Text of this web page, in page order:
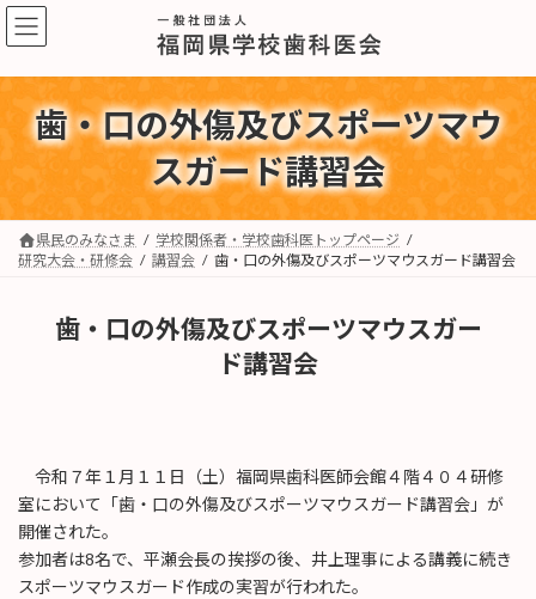
コ
ン
ン
ス
ッ
プ
ナ
ビ
ー
ン
移
動
歯・口の外傷及びスポーツマウ
スガード講習会
県民のみなさま
学校関係者・学校歯科医トップページ
研究大会・研修会
講習会 歯・口の外傷及びスポーツマウスガード講習会
歯・口の外傷及びスポーツマウスガー
ド講習会
令和７年１月１１日（土）福岡県歯科医師会館４階４０４研修
室において「歯・口の外傷及びスポーツマウスガード講習会」が
開催された。
参加者は8名で、平瀬会長の挨拶の後、井上理事による講義に続き
スポーツマウスガード作成の実習が行われた。